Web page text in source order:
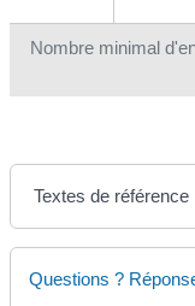
Nombre minimal
Textes de référence
Questions ?